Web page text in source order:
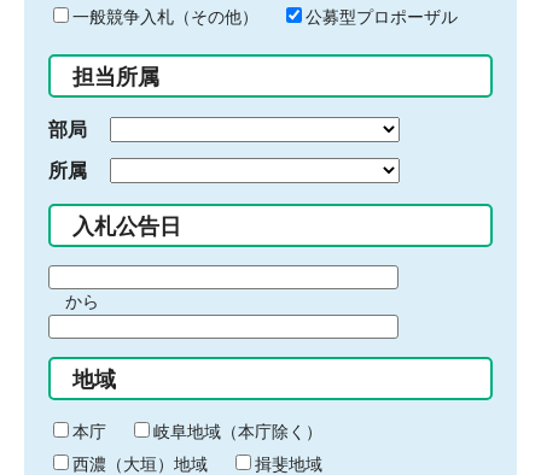
ド
入
力
一般競争入札（その他）
公募型プロポーザル
担当所属
部局
所属
入札公告日
間
始
り
から
間
終
わ
り
地域
本庁
岐阜地域（本庁除く）
西濃（大垣）地域
揖斐地域